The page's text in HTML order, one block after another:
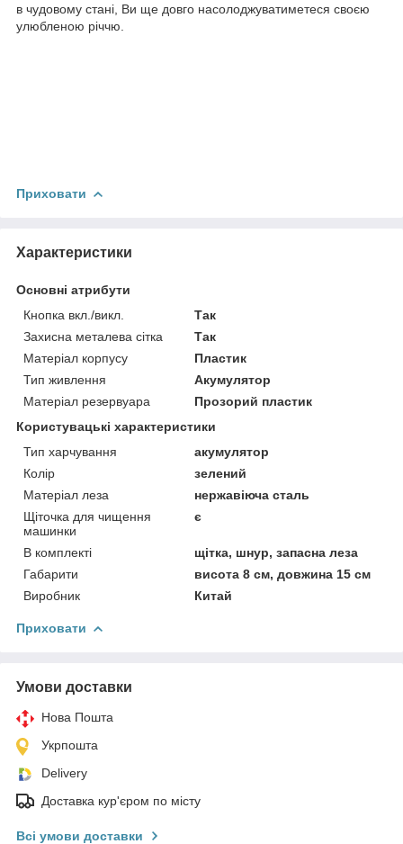
в чудовому стані, Ви ще довго насолоджуватиметеся своєю
улюбленою річчю.
Приховати
Характеристики
Основні атрибути
Кнопка вкл./викл.
Так
Захисна металева сітка
Так
Матеріал корпусу
Пластик
Тип живлення
Акумулятор
Матеріал резервуара
Прозорий пластик
Користувацькі характеристики
Тип харчування
акумулятор
Колір
зелений
Матеріал леза
нержавіюча сталь
Щіточка для чищення
машинки
є
В комплекті
щітка, шнур, запасна леза
Габарити
висота 8 см, довжина 15 см
Виробник
Китай
Приховати
Умови доставки
Нова Пошта
Укрпошта
Delivery
Доставка кур'єром по місту
Всі умови доставки